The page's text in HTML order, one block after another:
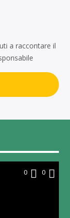
a raccontare il
0 0